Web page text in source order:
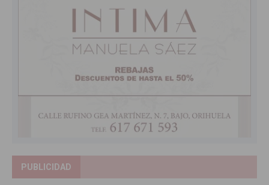
PUBLICIDAD